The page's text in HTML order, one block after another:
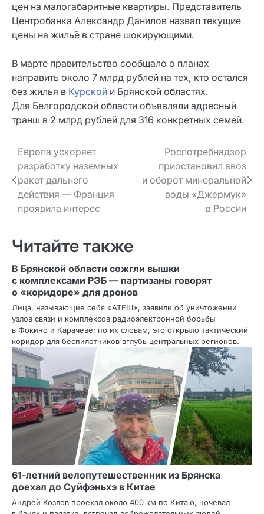
цен на малогабаритные квартиры. Представитель
Центробанка Александр Данилов назвал текущие
цены на жильё в стране шокирующими.
В марте правительство сообщало о планах
направить около 7 млрд рублей на тех, кто остался
без жилья в Курской и Брянской областях.
Для Белгородской области объявляли адресный
транш в 2 млрд рублей для 316 конкретных семей.
Навигация
по записям
Европа ускоряет
разработку наземных
ракет дальнего
действия — Франция
проявила интерес
Роспотребнадзор
приостановил ввоз
и оборот минеральной
воды «Джермук»
в России
Читайте также
В Брянской области сожгли вышки
с комплексами РЭБ — партизаны говорят
о «коридоре» для дронов
Лица, называющие себя «АТЕШ», заявили об уничтожении
узлов связи и комплексов радиоэлектронной борьбы
в Фокино и Карачеве; по их словам, это открыло тактический
коридор для беспилотников вглубь центральных регионов.
61‑летний велопутешественник из Брянска
доехал до Суйфэньхэ в Китае
Андрей Козлов проехал около 400 км по Китаю, ночевал